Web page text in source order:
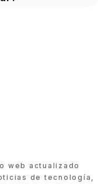
web actualizado
de tecnología,